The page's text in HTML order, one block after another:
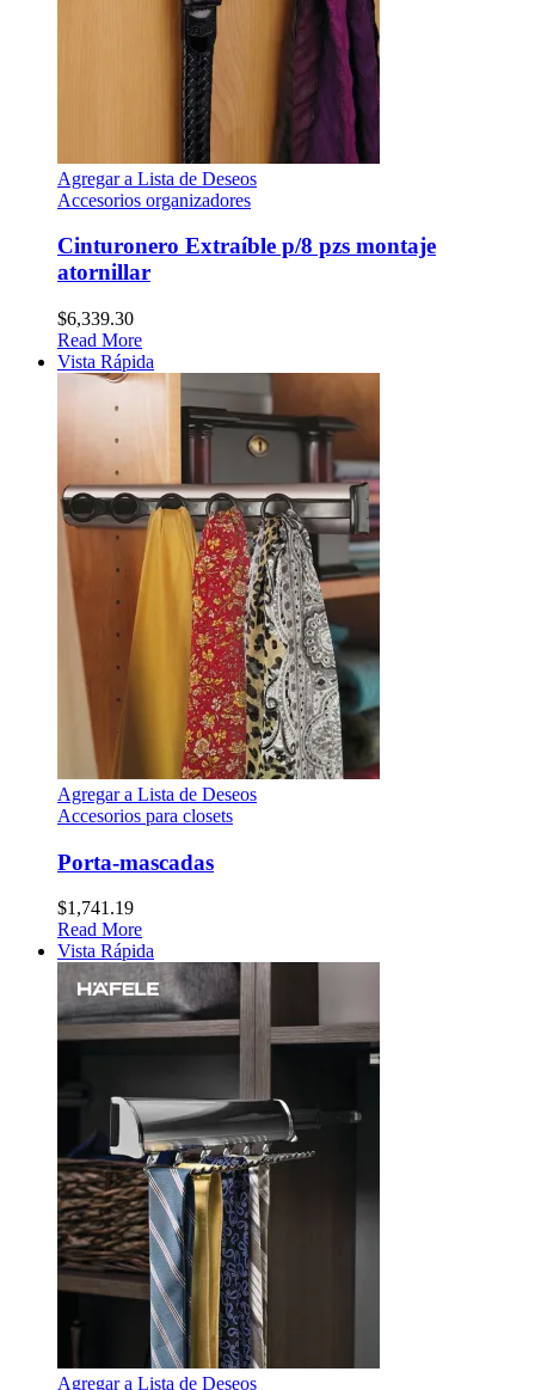
Agregar a Lista de Deseos
Accesorios organizadores
Cinturonero Extraíble p/8 pzs montaje
atornillar
$6,339.30
Read More
Vista Rápida
Agregar a Lista de Deseos
Accesorios para closets
Porta-mascadas
$1,741.19
Read More
Vista Rápida
Agregar a Lista de Deseos